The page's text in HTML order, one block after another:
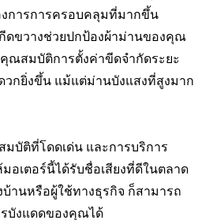
การการครอบคลุมที่มากขึ้น
ดขวางช่วยปกป้องผ้าม่านของคุณ
ณสมบัติการตั้งค่าขีดจำกัดระยะ
วกยิ่งขึ้น แม้แต่ม่านบังแสงที่สูงมาก
บัติที่โดดเด่น และการบริการ
อเตอร์นี้ได้รับชื่อเสียงที่ดีในตลาด
านหรือผู้ใช้ทางธุรกิจ ก็สามารถ
บังแดดของคุณได้